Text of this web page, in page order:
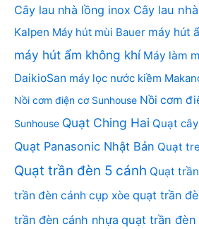
Cây lau nhà lồng inox Cây lau
Kalpen Máy hút mùi Bauer máy hút
máy hút ẩm không khí Máy làm
DaikioSan máy lọc nước kiềm
Nồi cơm điện cơ Sunhouse Nồi cơm
Sunhouse Quạt Ching Hai Quạt
Quạt Panasonic Nhật Bản Quạt
Quạt trần đèn 5 cánh Quạt
trần đèn cánh cụp xòe quạt trần
trần đèn cánh nhựa quạt trần